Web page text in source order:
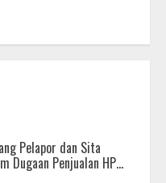
Pelapor dan Sita
Dugaan Penjualan HP